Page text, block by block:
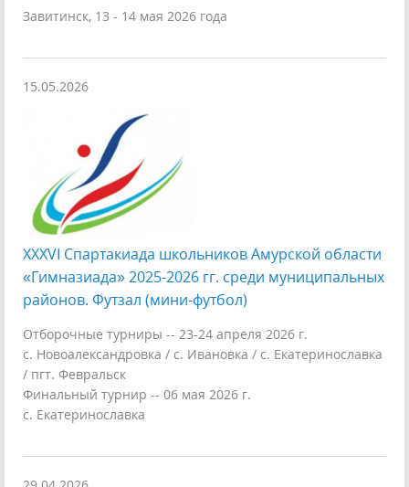
Завитинск, 13 - 14 мая 2026 года
15.05.2026
XXXVI Спартакиада школьников Амурской области
«Гимназиада» 2025-2026 гг. среди муниципальных
районов. Футзал (мини-футбол)
Отборочные турниры -- 23-24 апреля 2026 г.
с. Новоалександровка / с. Ивановка / с. Екатеринославка
/ пгт. Февральск
Финальный турнир -- 06 мая 2026 г.
с. Екатеринославка